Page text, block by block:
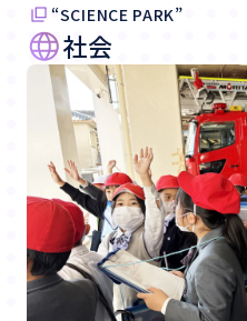
“SCIENCE PARK”
社会